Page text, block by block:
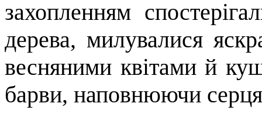
захопленням
дерева, милувалися
весняними квітами й
барви, наповнюючи